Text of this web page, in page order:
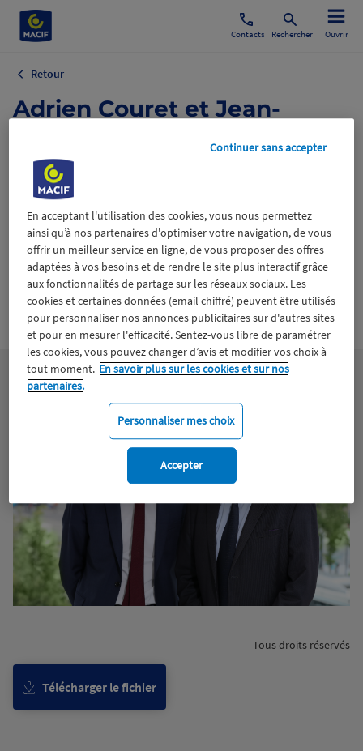
Contacts Rechercher Ouvrir
Retour
Adrien Couret et Jean-
Philippe Dogneton_
©MChefai_Macif_hd.jpg
24 septembre 2019
Certifié avecWiztrust
sources
Télécharger le fichier
Tous droits réservés
En acceptant l'utilisation des cookies, vous nous permettez
ainsi qu’à nos partenaires d'optimiser votre navigation, de vous
offrir un meilleur service en ligne, de vous proposer des offres
adaptées à vos besoins et de rendre le site plus interactif grâce
aux fonctionnalités de partage sur les réseaux sociaux. Les
cookies et certaines données (email chiffré) peuvent être utilisés
pour personnaliser nos annonces publicitaires sur d'autres sites
et pour en mesurer l'efficacité. Sentez-vous libre de paramétrer
les cookies, vous pouvez changer d’avis et modifier vos choix à
tout moment. En savoir plus sur les cookies et sur nos
partenaires.
Personnaliser mes choix
Continuer sans accepter
Accepter